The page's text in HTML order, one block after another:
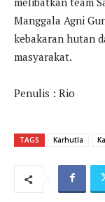
Manggala Agni
kebakaran hutan
masyarakat.
Penulis : Rio
TAGS Karhutla